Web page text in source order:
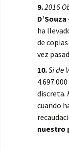
9.2016
D’Souza
ha
de
vez
10.Si de
discreta.
cuando
nuestro